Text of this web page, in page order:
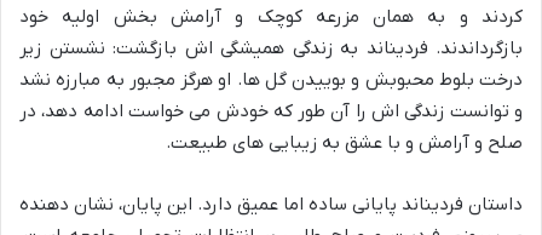
کردند و به همان مزرعه کوچک و آرامش بخش اولیه خود
بازگرداندند. فردیناند به زندگی همیشگی اش بازگشت: نشستن زیر
درخت بلوط محبوبش و بوییدن گل ها. او هرگز مجبور به مبارزه نشد
و توانست زندگی اش را آن طور که خودش می خواست ادامه دهد، در
صلح و آرامش و با عشق به زیبایی های طبیعت.
داستان فردیناند پایانی ساده اما عمیق دارد. این پایان، نشان دهنده